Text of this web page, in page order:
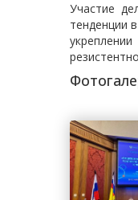
Участие
тенденции